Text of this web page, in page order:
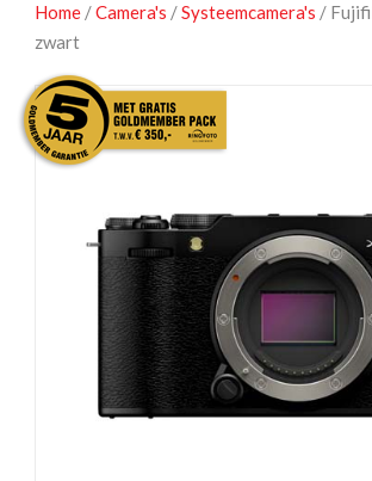
Home /Camera's /Systeemcamera's /
zwart